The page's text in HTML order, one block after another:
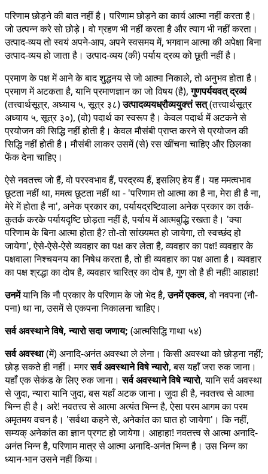
परिणाम छोड़ने की बात नहीं है। परिणाम छोड़ने का कार्य आत्मा नहीं करता है।
जो उत्पन्न करे सो छोड़े। वो ग्रहण भी नहीं करता है और त्याग भी नहीं करता।
उत्पाद-व्यय तो स्वयं अपने-आप, अपने स्वसमय में, भगवान आत्मा की अपेक्षा बिना
उत्पाद-व्यय हो जाता है। उत्पाद-व्यय (की) पर्याय द्रव्य को छूती नहीं है।
प्रमाण के पक्ष में आने के बाद शुद्धनय से जो आत्मा निकाले, तो अनुभव होता है।
प्रमाण में अटकता है, यानि प्रमाणज्ञान का जो विषय (है),गुणपर्ययवत् द्रव्यं
(तत्त्वार्थसूत्र, अध्याय ५, सूत्र ३८)उत्पादव्ययध्रौव्ययुक्त्तं सत्(तत्त्वार्थसूत्र
अध्याय ५, सूत्र ३०), (वो) पदार्थ का स्वरूप है। केवल पदार्थ में अटकने से
प्रयोजन की सिद्धि नहीं होती है। केवल मौसंबी प्राप्त करने से प्रयोजन की
सिद्धि नहीं होती है। मौसंबी लाकर उसमें (से) रस खींचना चाहिए और छिलका
फेंक देना चाहिए।
ऐसे नवतत्त्व जो हैं, वो परस्वभाव हैं, परद्रव्य हैं, इसलिए हेय हैं। यह ममत्वभाव
छूटता नहीं था, ममत्व छूटता नहीं था - 'परिणाम तो आत्मा का है ना, मेरा ही है ना,
मेरे में होता है ना', अनेक प्रकार का, पर्यायद्रष्टिवाला अनेक प्रकार का तर्क-
कुतर्क करके पर्यायदृष्टि छोड़ता नहीं है, पर्याय में आत्मबुद्धि रखता है। 'क्या
परिणाम के बिना आत्मा होता है? तो-तो सांख्यमत हो जायेगा, तो स्वच्छंद हो
जायेगा', ऐसे-ऐसे-ऐसे व्यवहार का पक्ष कर लेता है, व्यवहार का पक्ष! व्यवहार के
पक्षवाला निश्चयनय का निषेध करता है, तो ही व्यवहार का पक्ष आता है। व्यवहार
का पक्ष श्रद्धा का दोष है, व्यवहार चारित्र का दोष है, गुण तो है ही नहीं! आहाहा!
उनमेंयानि कि नौ प्रकार के परिणाम के जो भेद है,उनमें एकत्व, वो नवपना (नौ-
पना) था ना, उसमें से एकपना निकालना चाहिए।
सर्व अवस्थाने विषे, न्यारो सदा जणाय; (आत्मसिद्धि गाथा ५४)
सर्व अवस्था(में) अनादि-अनंत अवस्था ले लेना। किसी अवस्था को छोड़ना नहीं;
छोड़ सकते ही नहीं। मगरसर्व अवस्थाने विषे न्यारो, बस यहाँ जरा रुक जाना।
यहाँ एक सेकंड के लिए रुक जाना।सर्व अवस्थाने विषे न्यारो, यानि सर्व अवस्था
से जुदा, न्यारा यानि जुदा, बस यहाँ अटक जाना। जुदा ही है, नवतत्त्व से आत्मा
भिन्न ही है। अरे! नवतत्त्व से आत्मा अत्यंत भिन्न है, ऐसा परम आगम का परम
अमृतमय वचन है। 'सर्वथा कहने से, अनेकांत का घात हो जायेगा'। कि नहीं,
सम्यक् अनेकांत का ज्ञान प्रगट हो जायेगा। आहाहा! नवतत्त्व से आत्मा अनादि-
अनंत भिन्न है, परिणाम मात्र से आत्मा अनादि-अनंत भिन्न है। उस भिन्न का
ध्यान-भान उसने नहीं किया।